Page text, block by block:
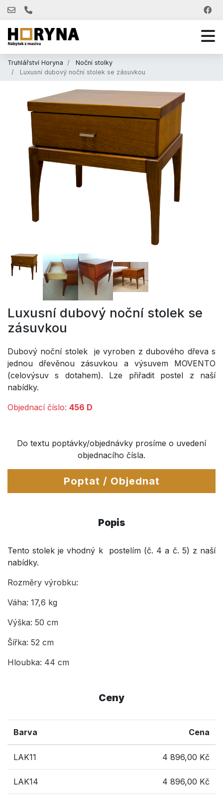
Truhlářství Horyna
Noční stolky
Luxusní dubový noční stolek se zásuvkou
Luxusní dubový noční stolek se
zásuvkou
Dubový noční stolek je vyroben z dubového dřeva s
jednou dřevěnou zásuvkou a výsuvem MOVENTO
(celovýsuv s dotahem). Lze přiřadit postel z naší
nabídky.
Objednací číslo: 456 D
Do textu poptávky/objednávky prosíme o uvedení
objednacího čísla.
Poptat / Objednat
Popis
Tento stolek je vhodný k postelím (č. 4 a č. 5) z naší
nabídky.
Rozměry výrobku:
Váha: 17,6 kg
Výška: 50 cm
Šířka: 52 cm
Hloubka: 44 cm
Ceny
Barva Cena
LAK11 4 896,00 Kč
LAK14 4 896,00 Kč